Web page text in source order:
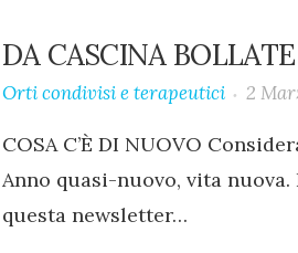
DA CASCINA BOLLATE
Orti condivisi e terapeutici 2
COSA C’È DI NUOVO‍
Anno quasi-nuovo, vita
questa newsletter…